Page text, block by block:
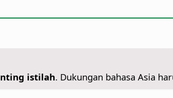
istilah. Dukungan bahasa Asia